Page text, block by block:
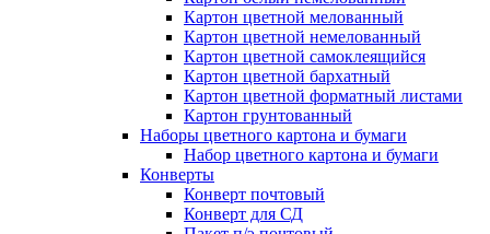
Картон цветной мелованный
Картон цветной немелованный
Картон цветной самоклеящийся
Картон цветной бархатный
Картон цветной форматный листами
Картон грунтованный
Наборы цветного картона и бумаги
Набор цветного картона и бумаги
Конверты
Конверт почтовый
Конверт для СД